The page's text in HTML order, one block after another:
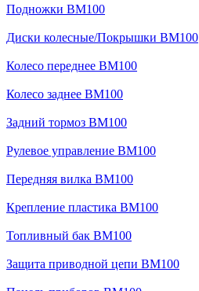
Подножки BM100
Диски колесные/Покрышки BM100
Колесо переднее BM100
Колесо заднее BM100
Задний тормоз BM100
Рулевое управление BM100
Передняя вилка BM100
Крепление пластика BM100
Топливный бак BM100
Защита приводной цепи BM100